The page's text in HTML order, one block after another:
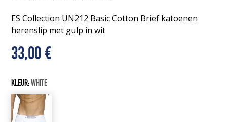
ES Collection UN212 Basic Cotton Brief katoenen
herenslip met gulp in wit
33,00€
KLEUR:WHITE